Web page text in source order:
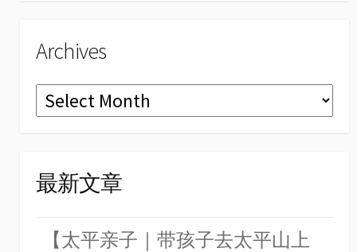
Archives
Archives
最新文章
【太平亲子｜带孩子去太平山上